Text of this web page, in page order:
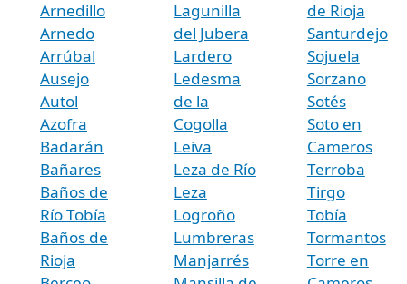
Arnedillo
Arnedo
Arrúbal
Ausejo
Autol
Azofra
Badarán
Bañares
Baños de
Río Tobía
Baños de
Rioja
Lagunilla
del Jubera
Lardero
Ledesma
de la
Cogolla
Leiva
Leza de Río
Leza
Logroño
Lumbreras
Manjarrés
de Rioja
Santurdejo
Sojuela
Sorzano
Sotés
Soto en
Cameros
Terroba
Tirgo
Tobía
Tormantos
Torre en